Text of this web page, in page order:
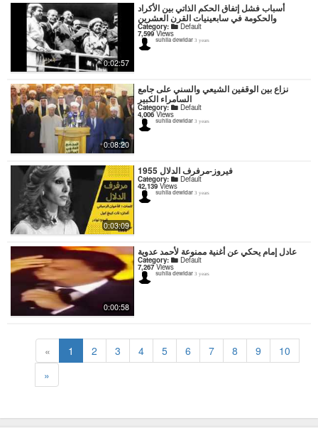
0:02:57
أسباب فشل إتفاق الحكم الذاتي بين الأكراد
والحكومة في سابعينيات القرن العشرين
Category: Default
7,599Views
suhila dewidar 3 years
0:08:20
نزاع بين الوقفين الشيعي والسني على جامع
السامراء الكبير
Category: Default
4,006Views
suhila dewidar 3 years
0:03:09
فيروز-مرفرف الدلال 1955
Category: Default
42,139 Views
suhila dewidar 3 years
0:00:58
عادل إمام يحكي عن أغنية ممنوعة لأحمد عدوية
Category: Default
7,267Views
suhila dewidar 3 years
« 1 2 3 4 5 6 7 8 9
10
»